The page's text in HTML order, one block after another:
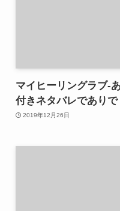
マイヒーリングラブ-
付きネタバレでありで
2019年12月26日